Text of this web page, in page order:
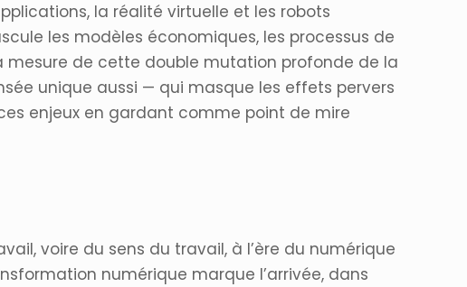
la réalité virtuelle et les robots
les modèles économiques, les processus de
mesure de cette double mutation profonde de la
unique aussi — qui masque les effets pervers
enjeux en gardant comme point de mire
voire du sens du travail, à l’ère du numérique
numérique marque l’arrivée, dans